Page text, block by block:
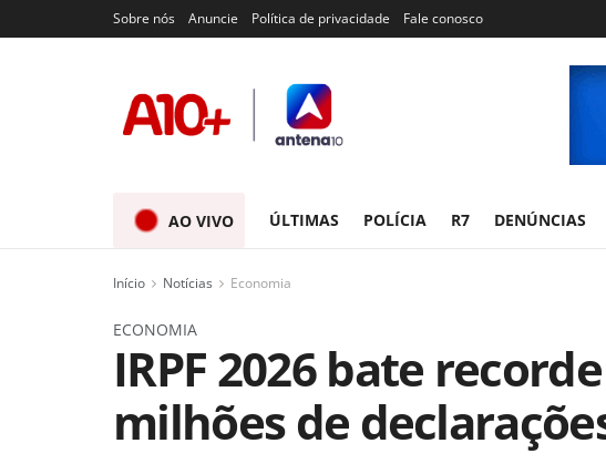
Sobre nós Anuncie Política de privacidade Fale conosco
AO VIVO ÚLTIMAS POLÍCIA R7 DENÚNCIAS
Início Notícias Economia
ECONOMIA
IRPF 2026 bate
milhões de